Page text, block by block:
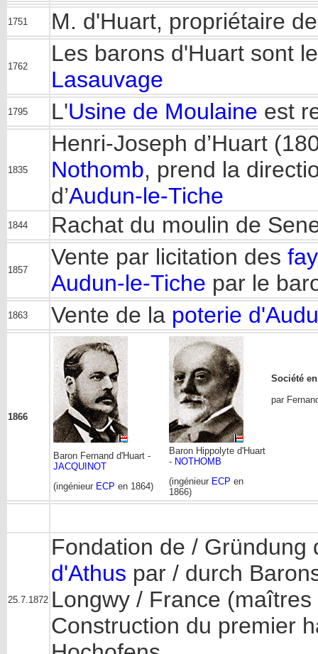
1751 M. d'Huart, propriétaire
1762
Les barons d'Huart sont
Lasauvage
1795 L'Usine de Moulaine est
1835
Henri-Joseph d’Huart
Nothomb, prend la
d’Audun-le-Tiche
1844 Rachat du moulin de
1857
Vente par licitation des
Audun-le-Tiche par le
1863 Vente de la poterie
1866
Société
par
Baron Fernand d'Huart -
JACQUINOT
(ingénieur ECP en 1864)
Baron Hippolyte d'Huart
- NOTHOMB
(ingénieur ECP en
1866)
25.7.1872
Fondation de / Gründung
d'Athus par / durch
Longwy / France
Construction du premier